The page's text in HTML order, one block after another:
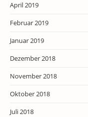
April 2019
Februar 2019
Januar 2019
Dezember 2018
November 2018
Oktober 2018
Juli 2018